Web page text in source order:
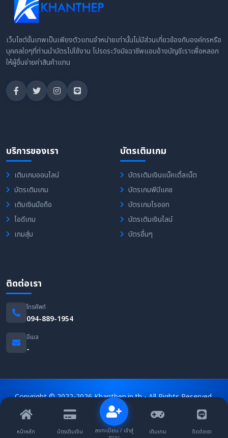
เว็บไซต์ขั้นเทพเป็นเพียงตัวแทนจำหน่ายเท่านั้นไม่มีส่วนเกี่ยวข้องกับองค์กรหรือ
บุคคลใดๆที่ท่านนำบัตรไปใช้งาน โปรดระวังมิจฉาชีพแอบอ้างบัญชีเราเพื่อหลอก
ให้ผู้อื่นจ่ายค่าสินค้าแทน
บริการของเรา
เติมเกมออนไลน์
บัตรเติมเกม
เติมเงินมือถือ
ไอดีเกม
เกมสุ่ม
บัตรเติมเกม
บัตรเติมเงินแบ็คเติ้ลเน็ต
บัตรเกมพีบีแคช
บัตรเกมไรออท
บัตรเติมเงินไลน์
บัตรอื่นๆ
ติดต่อเรา
โทรศัพท์
094-889-1954
อีเมล
-
Copyright © 2022-2026 Khanthep.in.th - All Rights Reserved.
นโยบายความเป็นส่วนตัว | ข้อกำหนดการใช้งาน
หน้าหลัก บัตรเติมเงิน
ลงทะเบียน / เข้าสู่
เติมเกม ติดต่อเรา